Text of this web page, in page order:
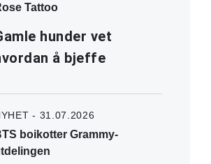
Tattoo
hunder vet
å bjeffe
- 31.07.2026
boikotter Grammy-